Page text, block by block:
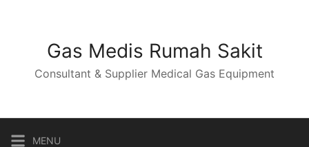
Gas Medis Rumah Sakit
Consultant & Supplier Medical Gas Equipment
MENU